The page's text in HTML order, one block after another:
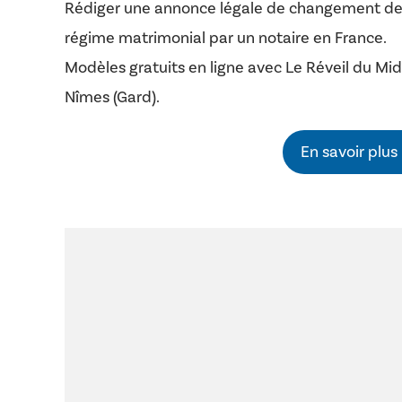
Rédiger une annonce légale de changement de
régime matrimonial par un notaire en France.
Modèles gratuits en ligne avec Le Réveil du
Nîmes (Gard).
En savoir plus